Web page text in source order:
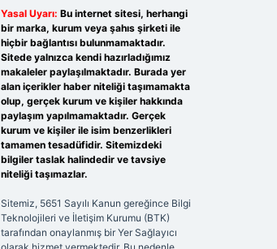
Yasal Uyarı: Bu internet sitesi, herhangi
bir marka, kurum veya şahıs şirketi ile
hiçbir bağlantısı bulunmamaktadır.
Sitede yalnızca kendi hazırladığımız
makaleler paylaşılmaktadır. Burada yer
alan içerikler haber niteliği taşımamakta
olup, gerçek kurum ve kişiler hakkında
paylaşım yapılmamaktadır. Gerçek
kurum ve kişiler ile isim benzerlikleri
tamamen tesadüfidir. Sitemizdeki
bilgiler taslak halindedir ve tavsiye
niteliği taşımazlar.
Sitemiz, 5651 Sayılı Kanun gereğince Bilgi
Teknolojileri ve İletişim Kurumu (BTK)
tarafından onaylanmış bir Yer Sağlayıcı